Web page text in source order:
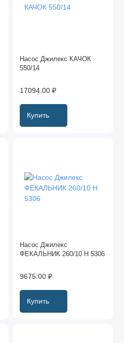
Насос Джилекс КАЧОК
550/14
17094.00 ₽
Купить
Насос Джилекс
ФЕКАЛЬНИК 260/10 Н 5306
9675.00 ₽
Купить